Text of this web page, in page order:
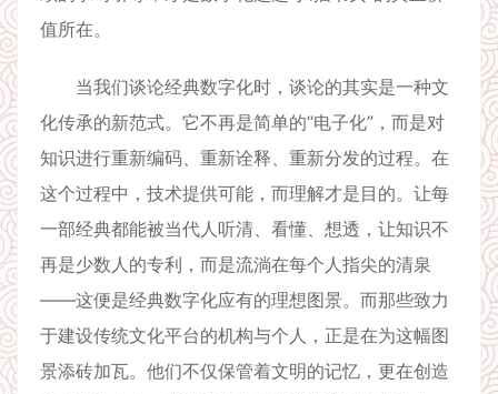
值所在。
当我们谈论经典数字化时，谈论的其实是一种文
化传承的新范式。它不再是简单的“电子化”，而是对
知识进行重新编码、重新诠释、重新分发的过程。在
这个过程中，技术提供可能，而理解才是目的。让每
一部经典都能被当代人听清、看懂、想透，让知识不
再是少数人的专利，而是流淌在每个人指尖的清泉
——这便是经典数字化应有的理想图景。而那些致力
于建设传统文化平台的机构与个人，正是在为这幅图
景添砖加瓦。他们不仅保管着文明的记忆，更在创造